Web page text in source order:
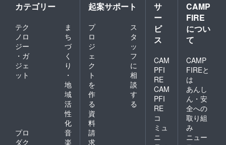
カテゴリー
テク
ノロ
ジー
・ガ
ジェ
ット
ま
ち
づ
く
り
・
地
域
活
性
化
プロ
ダク
音
楽
起案サポート
プ
ロ
ジ
ェ
ク
ト
を
作
る
ス
タ
ッ
フ
に
相
談
す
る
資
料
請
求
サ
ー
ビ
ス
CAM
PFI
RE
CAM
PFI
RE
コ
ミュ
ニ
CAMP
FIRE
につい
て
CAMP
FIREと
は
あんし
ん・安
全への
取り組
み
ニュー